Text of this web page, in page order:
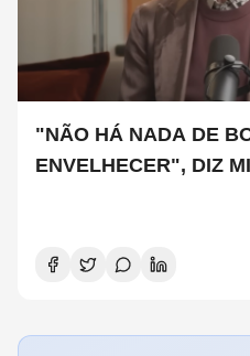
"NÃO HÁ NADA DE
ENVELHECER", DIZ